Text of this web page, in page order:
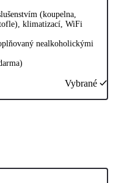
(koupelna,
klimatizací, WiFi
nealkoholickými
Vybrané